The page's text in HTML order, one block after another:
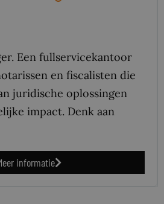
Een fullservicekantoor
en fiscalisten die
juridische oplossingen
impact. Denk aan
informatie